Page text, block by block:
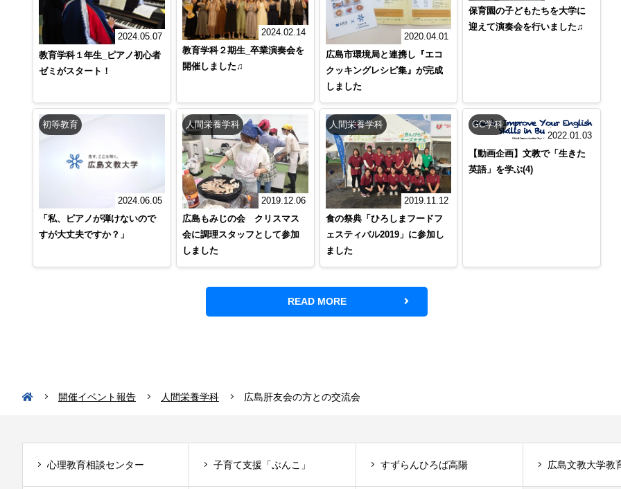
2024.05.07
教育学科１年生_ピアノ初心者
ゼミがスタート！
2024.02.14
教育学科２期生_卒業演奏会を
開催しました♫
2020.04.01
広島市環境局と連携し『エコ
クッキングレシピ集』が完成
しました
保育園の子どもたちを大学に
迎えて演奏会を行いました♫
初等教育
2024.06.05
「私、ピアノが弾けないので
すが大丈夫ですか？」
人間栄養学科
2019.12.06
広島もみじの会 クリスマス
会に調理スタッフとして参加
しました
人間栄養学科
2019.11.12
食の祭典「ひろしまフードフ
ェスティバル2019」に参加し
ました
GC学科
2022.01.03
【動画企画】文教で「生きた
英語」を学ぶ(4)
READ MORE
開催イベント報告 人間栄養学科 広島肝友会の方との交流会
心理教育相談センター 子育て支援「ぶんこ」 すずらんひろば高陽 広島文教大学教